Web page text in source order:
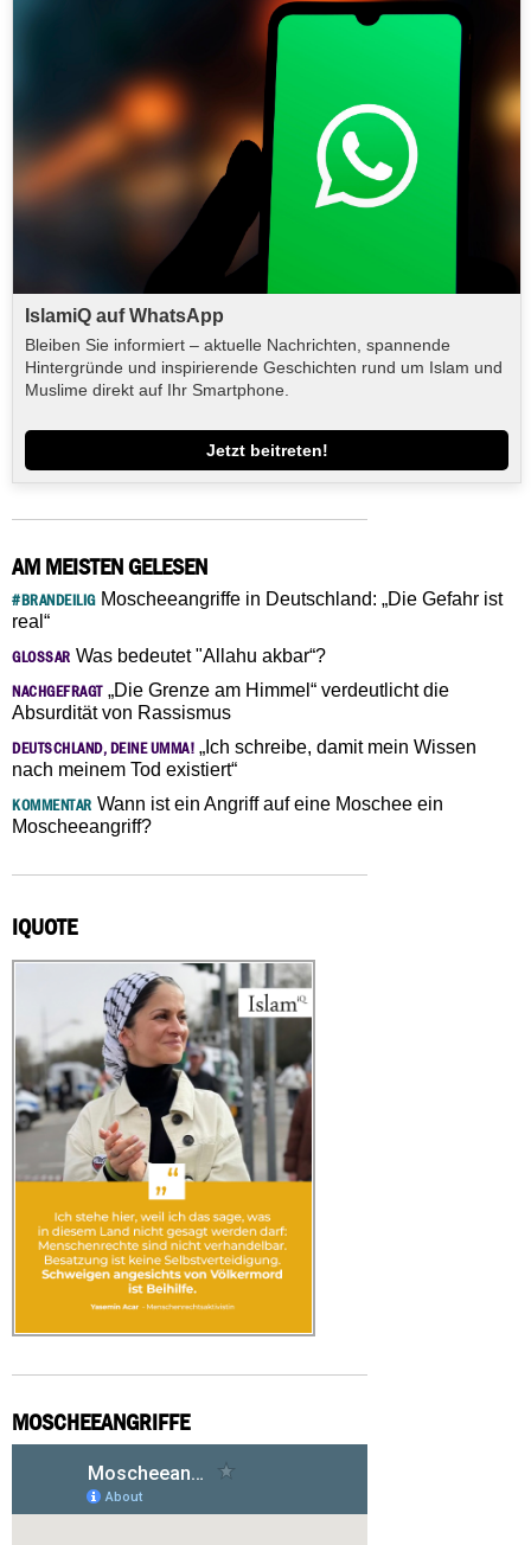
IslamiQ auf WhatsApp
Bleiben Sie informiert – aktuelle Nachrichten, spannende
Hintergründe und inspirierende Geschichten rund um Islam und
Muslime direkt auf Ihr Smartphone.
Jetzt beitreten!
AM MEISTEN GELESEN
#BRANDEILIGMoscheeangriffe in Deutschland: „Die Gefahr ist
real“
GLOSSAR Was bedeutet "Allahu akbar“?
NACHGEFRAGT„Die Grenze am Himmel“ verdeutlicht die
Absurdität von Rassismus
DEUTSCHLAND, DEINE UMMA! „Ich schreibe, damit mein Wissen
nach meinem Tod existiert“
KOMMENTAR Wann ist ein Angriff auf eine Moschee ein
Moscheeangriff?
IQUOTE
MOSCHEEANGRIFFE